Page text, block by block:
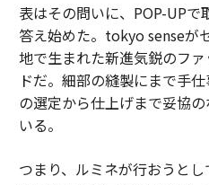
表はその問いに、POP-UP
答え始めた。tokyo senseが
地で生まれた新進気鋭のフ
ドだ。細部の縫製にまで手
の選定から仕上げまで妥協
いる。
つまり、ルミネが行おうと